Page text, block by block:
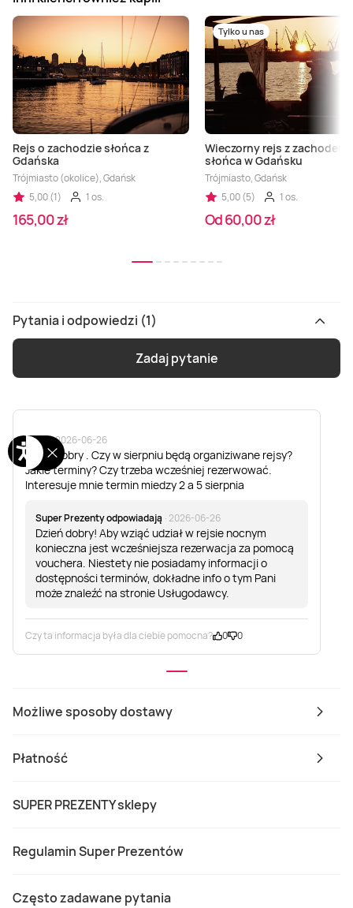
Możliwe sposoby dostawy
Płatność
SUPER PREZENTY sklepy
Regulamin Super Prezentów
Często zadawane pytania
Rejs o zachodzie słońca z
Gdańska
Trójmiasto (okolice), Gdańsk
5,00 (1)
1 os.
165,00 zł
Tylko u nas
Wieczorny rejs z zachodem
słońca w Gdańsku
Trójmiasto, Gdańsk
5,00 (5)
1 os.
Od 60,00 zł
Pytania i odpowiedzi (1)
Zadaj pytanie
Basia· 2026-06-26
Dzień dobry . Czy w sierpniu będą organiziwane rejsy?
Jakie terminy? Czy trzeba wcześniej rezerwować.
Interesuje mnie termin miedzy 2 a 5 sierpnia
Super Prezenty odpowiadają · 2026-06-26
Dzień dobry! Aby wziąć udział w rejsie nocnym
konieczna jest wcześniejsza rezerwacja za pomocą
vouchera. Niestety nie posiadamy informacji o
dostępności terminów, dokładne info o tym Pani
może znaleźć na stronie Usługodawcy.
Czy ta informacja była dla ciebie pomocna? 0 0